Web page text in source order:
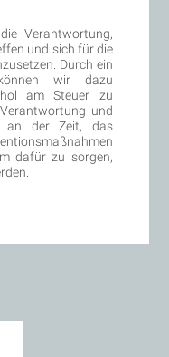
Verantwortung,
und sich für die
Durch ein
wir dazu
am Steuer zu
und
an der Zeit, das
dafür zu sorgen,